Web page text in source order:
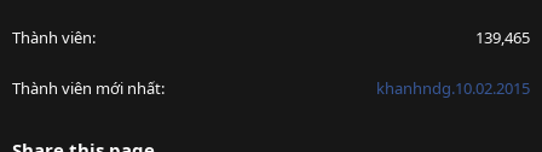
Thành viên 139,465
Thành viên mới nhất khanhndg.10.02.2015